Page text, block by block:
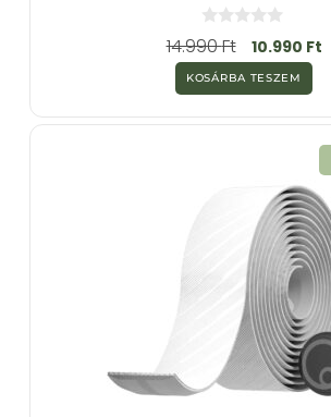
0
a
5
-
b
ő
14.990Ft 10.990 Ft
KOSÁRBA TESZEM